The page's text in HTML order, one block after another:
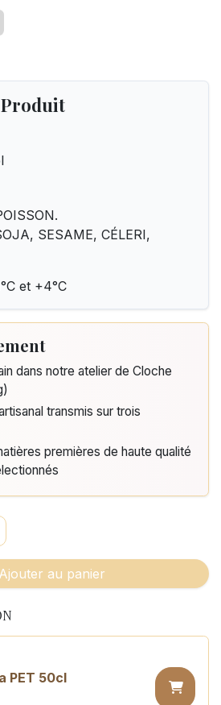
SESAME, CÉLERI,
et +4°C
dans notre atelier de Cloche
transmis sur trois
premières de haute qualité
Ajouter au panier
PET 50cl